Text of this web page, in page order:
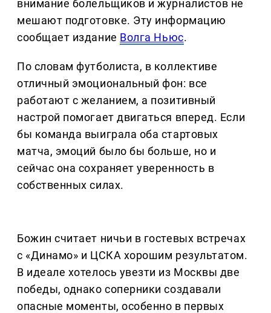
внимание болельщиков и журналистов не
мешают подготовке. Эту информацию
сообщает издание Волга Ньюс.
По словам футболиста, в коллективе
отличный эмоциональный фон: все
работают с желанием, а позитивный
настрой помогает двигаться вперед. Если
бы команда выиграла оба стартовых
матча, эмоций было бы больше, но и
сейчас она сохраняет уверенность в
собственных силах.
Божин считает ничьи в гостевых встречах
с «Динамо» и ЦСКА хорошим результатом.
В идеале хотелось увезти из Москвы две
победы, однако соперники создавали
опасные моменты, особенно в первых